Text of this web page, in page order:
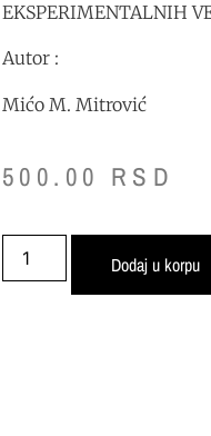
EKSPERIMENTALNIH
Autor :
Mićo M. Mitrović
500.00 RSD
Dodaj u korpu